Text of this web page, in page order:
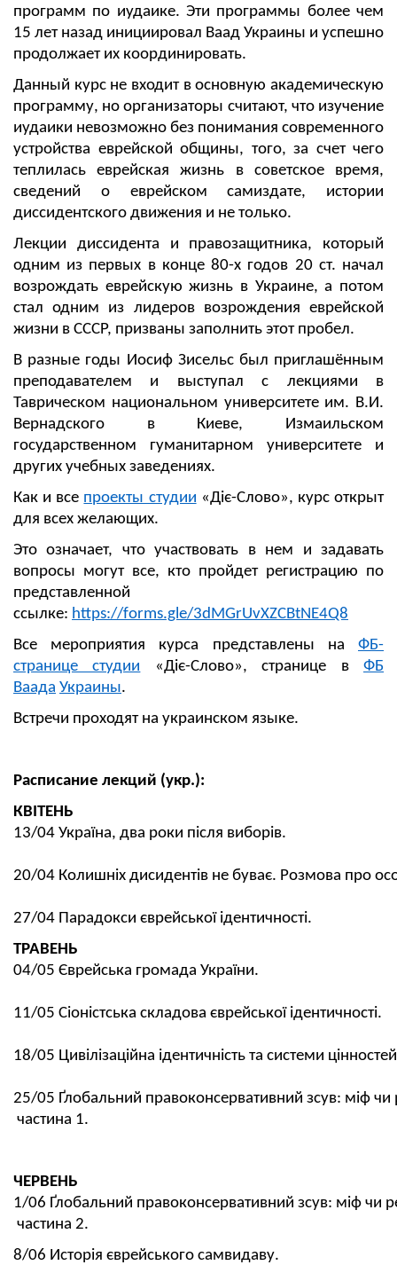
программ по иудаике. Эти программы более чем
15 лет назад инициировал Ваад Украины и успешно
продолжает их координировать.
Данный курс не входит в основную академическую
программу, но организаторы считают, что изучение
иудаики невозможно без понимания современного
устройства еврейской общины, того, за счет чего
теплилась еврейская жизнь в советское время,
сведений о еврейском самиздате, истории
диссидентского движения и не только.
Лекции диссидента и правозащитника, который
одним из первых в конце 80-х годов 20 ст. начал
возрождать еврейскую жизнь в Украине, а потом
стал одним из лидеров возрождения еврейской
жизни в СССР, призваны заполнить этот пробел.
В разные годы Иосиф Зисельс был приглашённым
преподавателем и выступал с лекциями в
Таврическом национальном университете им. В.И.
Вернадского в Киеве, Измаильском
государственном гуманитарном университете и
других учебных заведениях.
Как и все проекты студии «Діє-Слово», курс открыт
для всех желающих.
Это означает, что участвовать в нем и задавать
вопросы могут все, кто пройдет регистрацию по
представленной
ссылке: https://forms.gle/3dMGrUvXZCBtNE4Q8
Все мероприятия курса представлены на ФБ-
странице студии «Діє-Слово», странице вФБ
Ваада Украины.
Встречи проходят на украинском языке.
Расписание лекций (укр.):
КВІТЕНЬ
13/04 Україна, два роки після виборів.
20/04 Колишніх дисидентів не буває. Розмова про
27/04 Парадокси єврейської ідентичності.
ТРАВЕНЬ
04/05 Єврейська громада України.
11/05 Сіоністська складова єврейської ідентичності.
18/05 Цивілізаційна ідентичність та системи
25/05 Ґлобальний правоконсервативний зсув: міф чи
частина 1.
ЧЕРВЕНЬ
1/06 Ґлобальний правоконсервативний зсув: міф чи
частина 2.
8/06 Исторія єврейського самвидаву.